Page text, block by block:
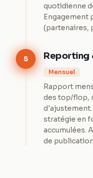
quotidienne
Engagement
(partenaires,
5 Reporting
Mensuel
Rapport
des top/flop,
stratégie en
accumulées.
de